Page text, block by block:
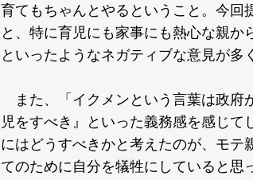
育てもちゃんとやるということ。今回
と、特に育児にも家事にも熱心な親
といったようなネガティブな意見が多
また、「イクメンという言葉は政府
児をすべき』といった義務感を感じ
にはどうすべきかと考えたのが、モ
てのために自分を犠牲にしていると思